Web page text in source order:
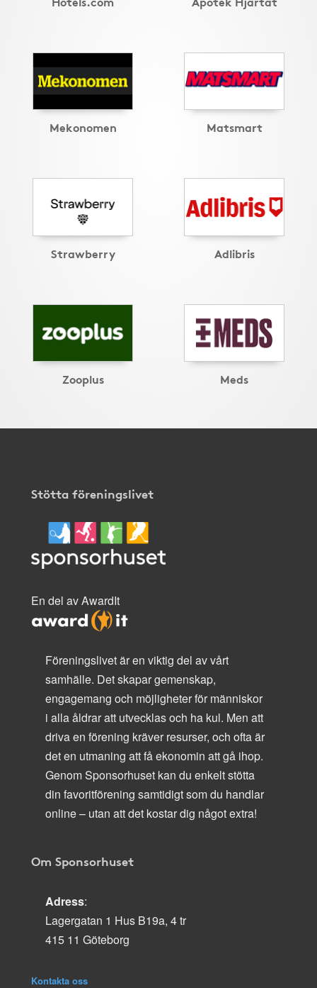
Mekonomen Matsmart
Strawberry Adlibris
Zooplus Meds
Stötta föreningslivet
En del av AwardIt
Föreningslivet är en viktig del av vårt
samhälle. Det skapar gemenskap,
engagemang och möjligheter för människor
i alla åldrar att utvecklas och ha kul. Men att
driva en förening kräver resurser, och ofta är
det en utmaning att få ekonomin att gå ihop.
Genom Sponsorhuset kan du enkelt stötta
din favoritförening samtidigt som du handlar
online – utan att det kostar dig något extra!
Om Sponsorhuset
Adress:
Lagergatan 1 Hus B19a, 4 tr
415 11 Göteborg
Kontakta oss